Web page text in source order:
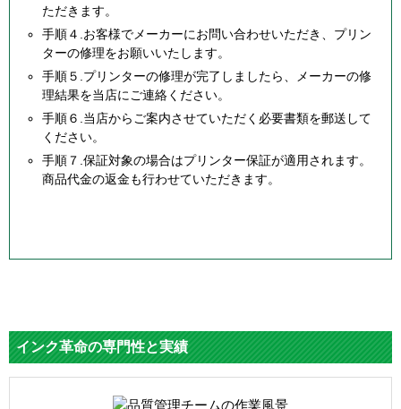
ただきます。
手順４.お客様でメーカーにお問い合わせいただき、プリン
ターの修理をお願いいたします。
手順５.プリンターの修理が完了しましたら、メーカーの修
理結果を当店にご連絡ください。
手順６.当店からご案内させていただく必要書類を郵送して
ください。
手順７.保証対象の場合はプリンター保証が適用されます。
商品代金の返金も行わせていただきます。
インク革命の専門性と実績